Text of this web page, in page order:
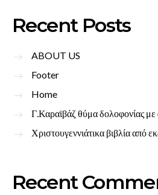
Recent Posts
ABOUT US
Footer
Home
Γ.Καραϊβάζ θύμα δολοφονίας
Χριστουγεννιάτικα βιβλία από
Recent